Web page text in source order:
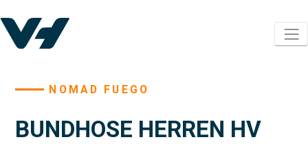
NOMAD FUEGO
BUNDHOSE HERREN HV